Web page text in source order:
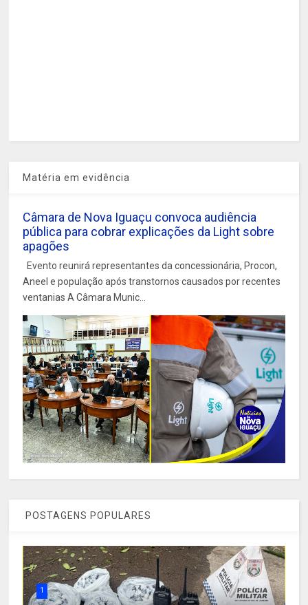
Matéria em evidência
Câmara de Nova Iguaçu convoca audiência
pública para cobrar explicações da Light sobre
apagões
Evento reunirá representantes da concessionária, Procon,
Aneel e população após transtornos causados por recentes
ventanias A Câmara Munic...
POSTAGENS POPULARES
1